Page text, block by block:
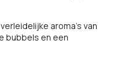
aroma's van
bubbels en een